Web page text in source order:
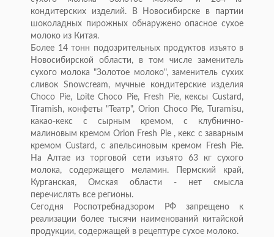
кондитерских изделий. В Новосибирске в партии
шоколадных пирожных обнаружено опасное сухое
молоко из Китая.
Более 14 тонн подозрительных продуктов изъято в
Новосибирской области, в том числе заменитель
сухого молока "Золотое молоко", заменитель сухих
сливок Snowcream, мучные кондитерские изделия
Choco Pie, Loite Choco Pie, Fresh Pie, кексы Сustard,
Tiramish, конфеты "Театр", Оrion Choco Pie, Turamisu,
какао-кекс с сырным кремом, с клубнично-
малиновым кремом Orion Fresh Pie , кекс с заварным
кремом Custard, с апельсиновым кремом Fresh Pie.
На Алтае из торговой сети изъято 63 кг сухого
молока, содержащего меламин. Пермский край,
Курганская, Омская области - нет смысла
перечислять все регионы.
Сегодня Роспотребнадзором РФ запрещено к
реализации более тысячи наименований китайской
продукции, содержащей в рецептуре сухое молоко.